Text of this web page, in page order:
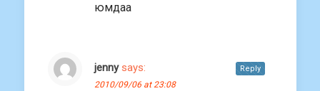
юмдаа
jenny says:
2010/09/06 at 23:08
Reply